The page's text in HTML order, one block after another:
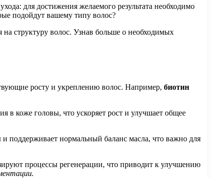
для достижения желаемого результата необходимо
подойдут вашему типу волос?
структуру волос. Узнав больше о необходимых
росту и укреплению волос. Например, биотин
в коже головы, что ускоряет рост и улучшает общее
поддерживает нормальный баланс масла, что важно для
процессы регенерации, что приводит к улучшению